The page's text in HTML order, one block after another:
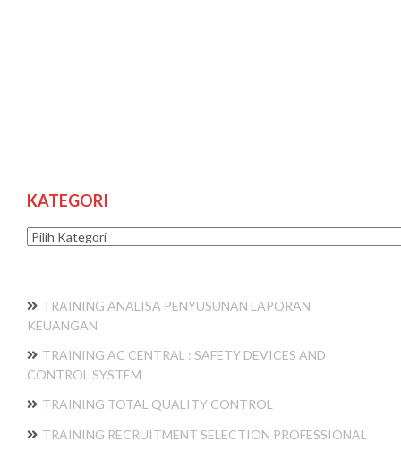
KATEGORI
Kategori
TRAINING ANALISA PENYUSUNAN LAPORAN
KEUANGAN
TRAINING AC CENTRAL : SAFETY DEVICES AND
CONTROL SYSTEM
TRAINING TOTAL QUALITY CONTROL
TRAINING RECRUITMENT SELECTION PROFESSIONAL